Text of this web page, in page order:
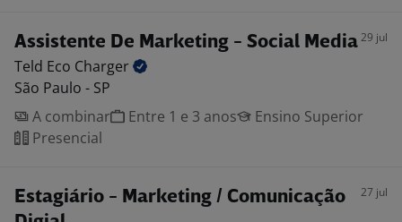
Assistente De Marketing - Social Media29 jul
Teld Eco Charger
São Paulo - SP
A combinar
Entre 1 e 3 anos
Ensino Superior
Presencial
Estagiário - Marketing / Comunicação
27 jul